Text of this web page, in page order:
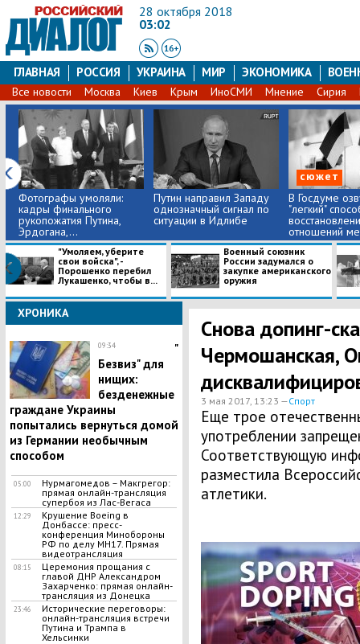
28 октября 2018
03:02
ГЛАВНАЯ РОССИЯ УКРАИНА МИР ЭКОНОМИКА
Все новости Москва Киев Крым ИноСМИ Мнение Сирия
Фотографы умоляли:
кадры финального
рукопожатия Путина,
Эрдогана,...
Путин направил Западу
однозначный сигнал по
ситуации в Идлибе
сюжет
В Госдуме
"легкий"
отношений
"Умоляем, уберите
свои войска", -
Порошенко перебил
Лукашенко, чтобы в...
Военный союзник
России задумался о
закупке американского
оружия
ХРОНИКА
09:34
"
Безвиз" для
нищих:
безденежные
граждане Украины
попытались вернуться домой
из Германии необычным
способом
05:00
Нурмагомедов – Макгрегор:
прямая онлайн-трансляция
супербоя из Лас-Вегаса
12:29
Крушение Boeing в
Донбассе: пресс-
конференция Минобороны
РФ по делу МН17. Прямая
видеотрансляция
08:15
Церемония прощания с
главой ДНР Александром
Захарченко: прямая онлайн-
трансляция из Донецка
23:46
Исторические переговоры:
онлайн-трансляция встречи
Путина и Трампа в
Хельсинки
Снова допинг-
Чермошанская,
3 мая 2017, 13:23 —Спорт
Еще трое
употреблении
Соответствующую
разместила
атлетики.